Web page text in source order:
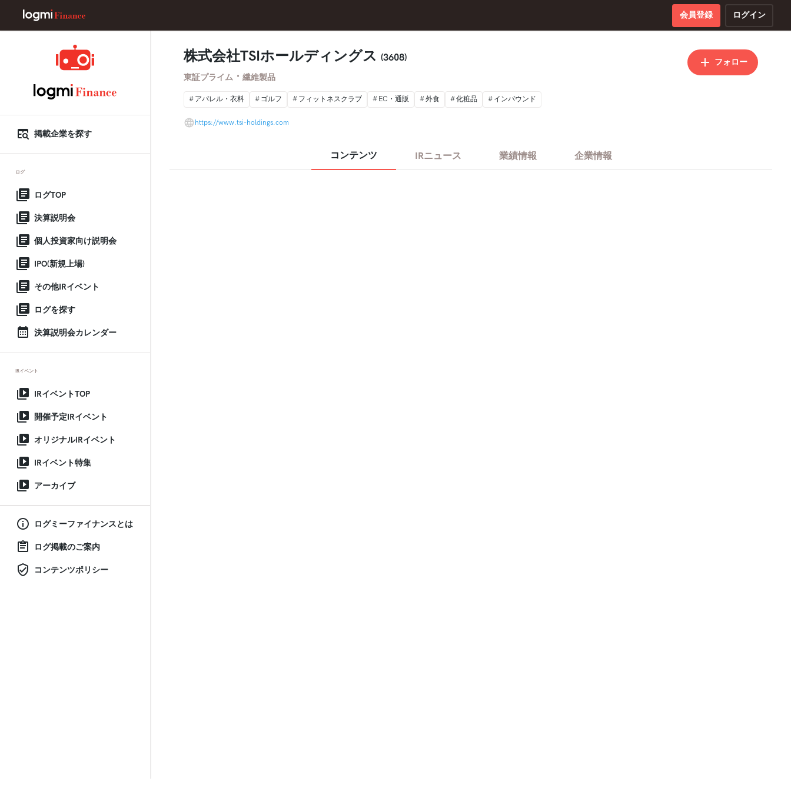
会員登録 ログイン
掲載企業を探す
ログ
ログTOP
決算説明会
個人投資家向け説明会
IPO(新規上場)
その他IRイベント
ログを探す
決算説明会カレンダー
IRイベント
IRイベントTOP
開催予定IRイベント
オリジナルIRイベント
IRイベント特集
アーカイブ
ログミーファイナンスとは
ログ掲載のご案内
コンテンツポリシー
株式会社TSIホールディングス (3608)
東証プライム ・ 繊維製品
フォロー
アパレル・衣料 ゴルフ フィットネスクラブ EC・通販 外食 化粧品 インバウンド
https://www.tsi-holdings.com
コンテンツ IRニュース 業績情報 企業情報